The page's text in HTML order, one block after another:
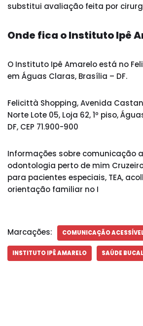
substitui avaliação feita por
Onde fica o Instituto Ipê
O Instituto Ipê Amarelo está no
em Águas Claras, Brasília – DF.
Felicittà Shopping, Avenida
Norte Lote 05, Loja 62, 1º piso,
DF, CEP 71.900-900
Informações sobre comunicação
odontologia perto de mim
para pacientes especiais, TEA,
orientação familiar no I
Marcações: COMUNICAÇÃO
INSTITUTO IPÊ AMARELO SAÚDE